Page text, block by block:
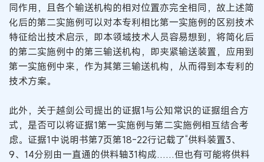
同作用，且各个输送机构的相对位置亦完全相同，故上述简
化后的第二实施例可以对本专利相比第一实施例的区别技术
特征给出技术启示，即本领域技术人员容易想到，将简化后
的第二实施例中的第三输送机构，即夹紧输送装置，应用到
第一实施例中来，作为其第三输送机构，从而得到本专利的
技术方案。
此外，关于越剑公司提出的证据1与公知常识的证据组合方
式，是否可以将证据1第一实施例与第二实施例相互结合考
虑。证据1中说明书第7页第18-22行记载了“供料装置3、
9、14分别由一直通的供料轴31构成……但也有可能将供料